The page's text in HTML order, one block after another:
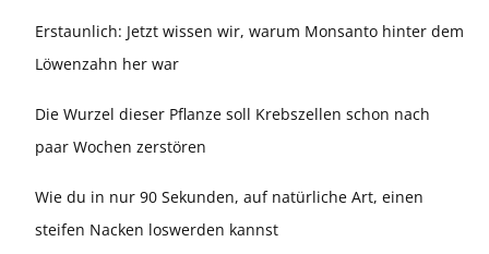
Erstaunlich: Jetzt wissen wir, warum Monsanto hinter dem
Löwenzahn her war
Die Wurzel dieser Pflanze soll Krebszellen schon nach
paar Wochen zerstören
Wie du in nur 90 Sekunden, auf natürliche Art, einen
steifen Nacken loswerden kannst